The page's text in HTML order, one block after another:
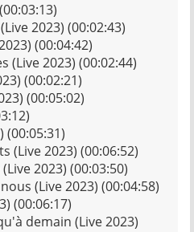
2023) (00:02:43)
(00:04:42)
(Live 2023) (00:02:44)
(00:02:21)
(00:05:02)
(00:05:31)
(Live 2023) (00:06:52)
2023) (00:03:50)
(Live 2023) (00:04:58)
(00:06:17)
demain (Live 2023)